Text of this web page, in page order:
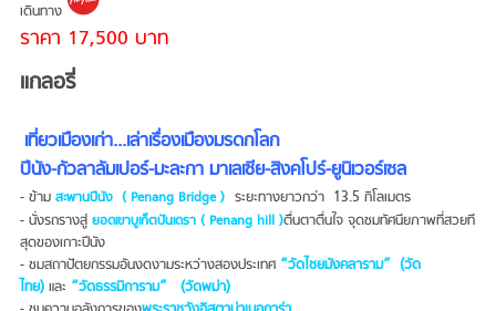
เดินทาง
ราคา 17,500 บาท
แกลอรี่
เที่ยวเมืองเก่า...เล่าเรื่องเมืองมรดกโลก
ปีนัง-กัวลาลัมเปอร์-มะละกา มาเลเซีย-สิงคโปร์-ยูนิเวอร์เซล
- ข้าม สะพานปีนัง ( Penang Bridge ) ระยะทางยาวกว่า 13.5 กิโลเมตร
- นั่งรถรางสู่ ยอดเขาบูเก็ตปันเดรา ( Penang hill )ตื่นตาตื่นใจ จุดชมทัศนียภาพที่สวยที
สุดของเกาะปีนัง
- ชมสถาปัตยกรรมอันงดงามระหว่างสองประเทศ“วัดไชยมังคลาราม” (วัด
ไทย) และ “วัดธรรมิการาม” (วัดพม่า)